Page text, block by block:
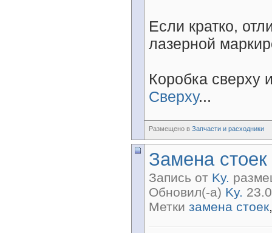
Если кратко,
лазерной
Коробка сверху
Сверху...
Размещено в Запчасти и расходники
Замена стоек
Запись от Ky.
Обновил(-а) Ky.
Метки замена стоек